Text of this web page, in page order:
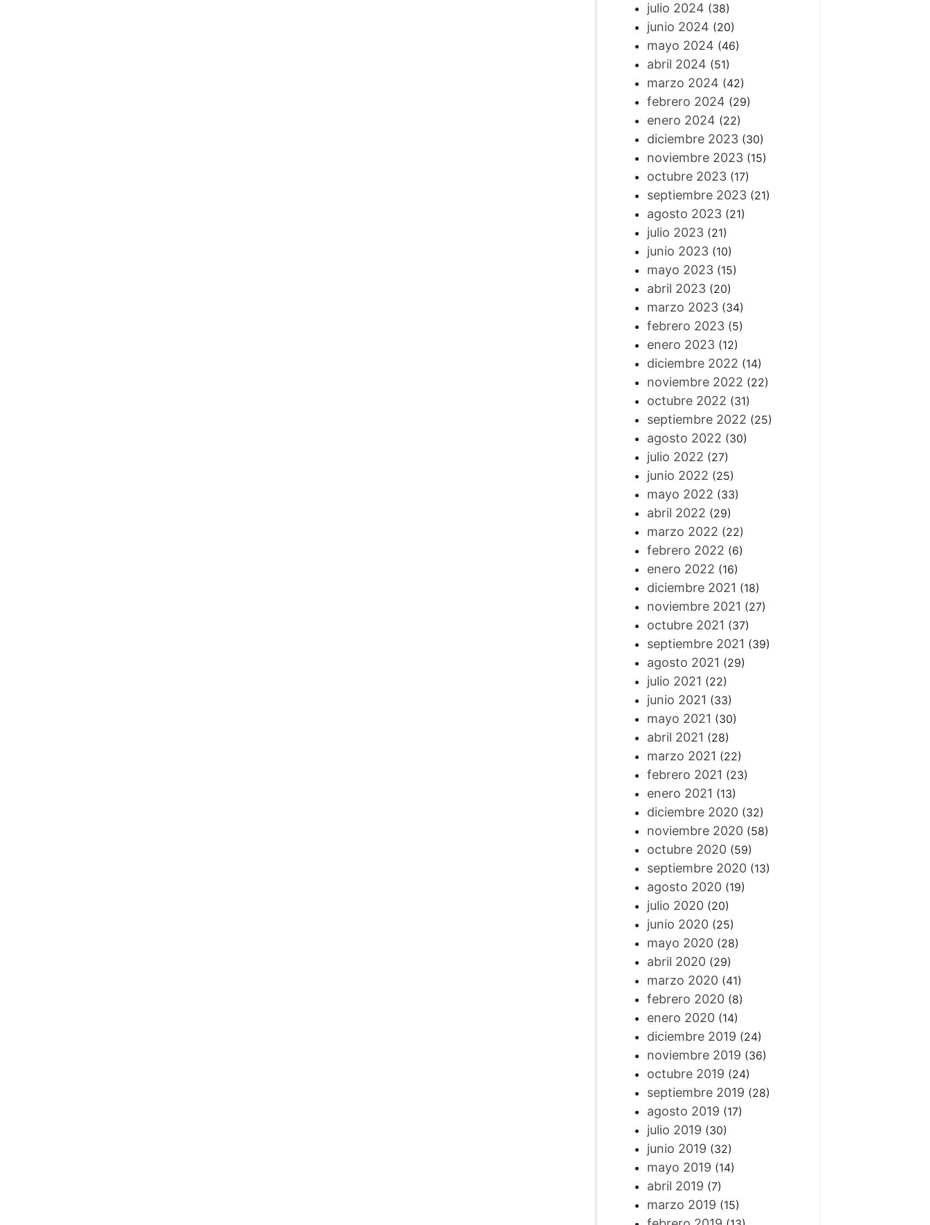
julio 2024 (38)
junio 2024 (20)
mayo 2024 (46)
abril 2024 (51)
marzo 2024 (42)
febrero 2024 (29)
enero 2024 (22)
diciembre 2023(30)
noviembre 2023(15)
octubre 2023(17)
septiembre 2023(21)
agosto 2023(21)
julio 2023(21)
junio 2023(10)
mayo 2023(15)
abril 2023(20)
marzo 2023(34)
febrero 2023(5)
enero 2023(12)
diciembre 2022 (14)
noviembre 2022 (22)
octubre 2022 (31)
septiembre 2022 (25)
agosto 2022 (30)
julio 2022 (27)
junio 2022 (25)
mayo 2022 (33)
abril 2022 (29)
marzo 2022 (22)
febrero 2022 (6)
enero 2022 (16)
diciembre 2021 (18)
noviembre 2021 (27)
octubre 2021 (37)
septiembre 2021 (39)
agosto 2021 (29)
julio 2021 (22)
junio 2021 (33)
mayo 2021 (30)
abril 2021 (28)
marzo 2021 (22)
febrero 2021 (23)
enero 2021 (13)
diciembre 2020(32)
noviembre 2020(58)
octubre 2020(59)
septiembre 2020(13)
agosto 2020(19)
julio 2020(20)
junio 2020(25)
mayo 2020(28)
abril 2020(29)
marzo 2020(41)
febrero 2020(8)
enero 2020(14)
diciembre 2019 (24)
noviembre 2019 (36)
octubre 2019 (24)
septiembre 2019 (28)
agosto 2019 (17)
julio 2019 (30)
junio 2019 (32)
mayo 2019 (14)
abril 2019 (7)
marzo 2019 (15)